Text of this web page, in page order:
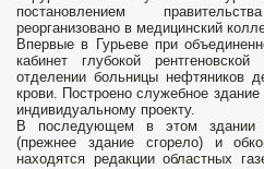
постановлением
реорганизовано в медицинский
Впервые в Гурьеве при
кабинет глубокой
отделении больницы нефтяников
крови. Построено служебное
индивидуальному проекту.
В последующем в этом здании
(прежнее здание сгорело) и
находятся редакции областных